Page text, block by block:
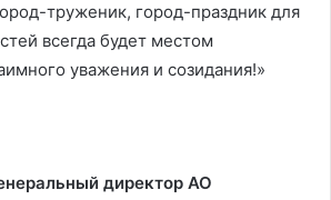
труженик, город-праздник для
всегда будет местом
уважения и созидания!»
директор АО